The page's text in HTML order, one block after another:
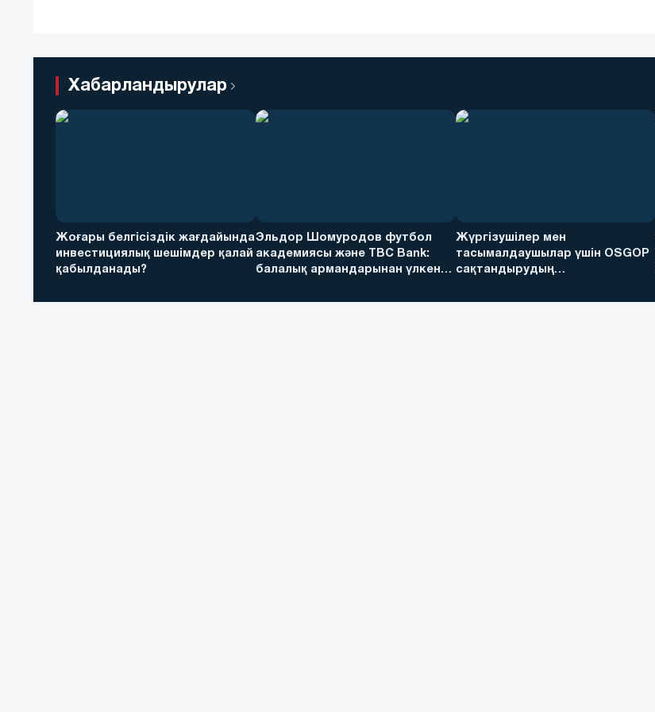
Хабарландырулар
Жоғары белгісіздік жағдайында
инвестициялық шешімдер қалай
қабылданады?
Эльдор Шомуродов футбол
академиясы және TBC Bank:
балалық армандарынан үлкен
Жүргізушілер мен
тасымалдаушылар үшін OSGOP
сақтандырудың